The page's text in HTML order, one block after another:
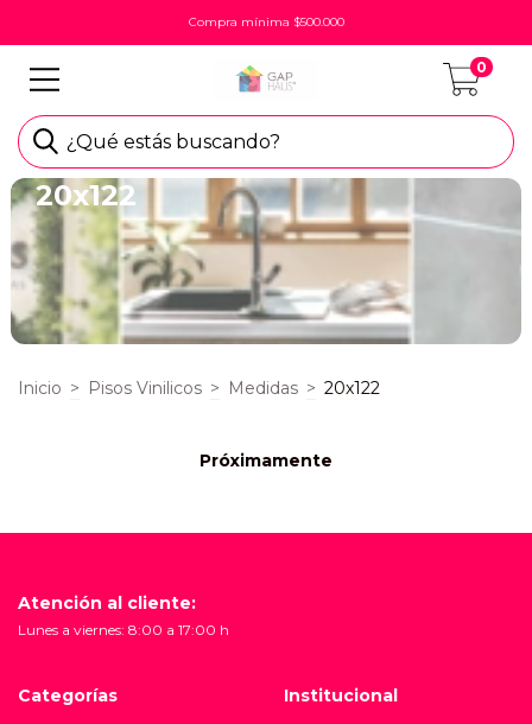
Compra mínima $500.000
¿Qué estás buscando?
0
20x122
Inicio > Pisos Vinilicos > Medidas > 20x122
Próximamente
Atención al cliente:
Lunes a viernes: 8:00 a 17:00 h
Categorías Institucional